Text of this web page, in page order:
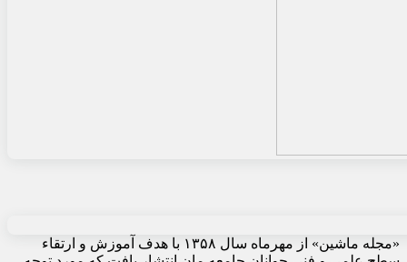
«مجله ماشین» از مهرماه سال ۱۳۵۸ با هدف آموزش و ارتقاء